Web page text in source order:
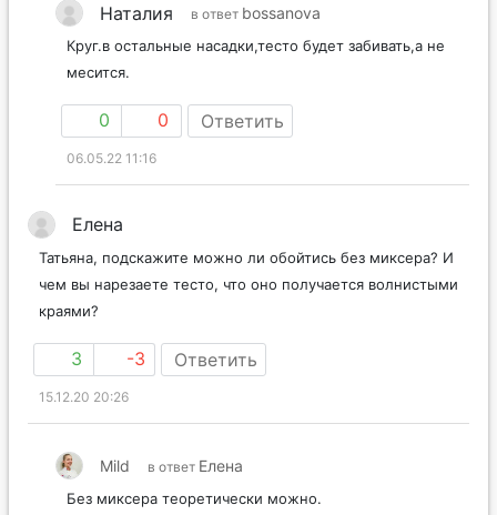
Наталия в ответ bossanova
Круг.в остальные насадки,тесто будет забивать,а не
месится.
0 0 Ответить
06.05.22 11:16
Елена
Татьяна, подскажите можно ли обойтись без миксера? И
чем вы нарезаете тесто, что оно получается волнистыми
краями?
3 -3 Ответить
15.12.20 20:26
Mild в ответ Елена
Без миксера теоретически можно.